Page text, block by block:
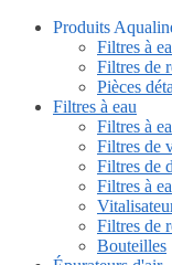
Produits
Filtres à
Filtres de
Pièces
Filtres à eau
Filtres à
Filtres de
Filtres de
Filtres à
Filtres de
Bouteilles